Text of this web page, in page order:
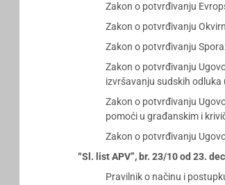
Zakon o potvrđivanju
Zakon o potvrđivanju
Zakon o potvrđivanju
Zakon o potvrđivanju
izvršavanju sudskih
Zakon o potvrđivanju
pomoći u građanskim i
Zakon o potvrđivanju
“Sl. list APV”, br. 23/10 od 23.
Pravilnik o načinu i